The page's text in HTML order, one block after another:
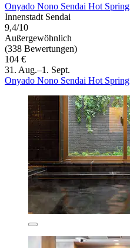
Onyado Nono Sendai Hot Spring
Innenstadt Sendai
9,4/10
Außergewöhnlich
(338 Bewertungen)
104 €
31. Aug.–1. Sept.
Onyado Nono Sendai Hot Spring